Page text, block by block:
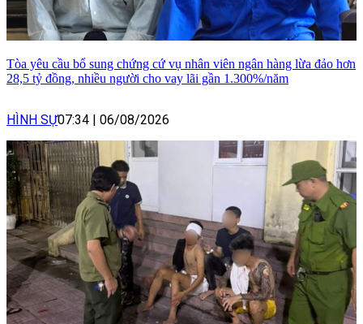
Tòa yêu cầu bổ sung chứng cứ vụ nhân viên ngân hàng lừa đảo hơn
28,5 tỷ đồng, nhiều người cho vay lãi gần 1.300%/năm
HÌNH SỰ07:34 06/08/2026